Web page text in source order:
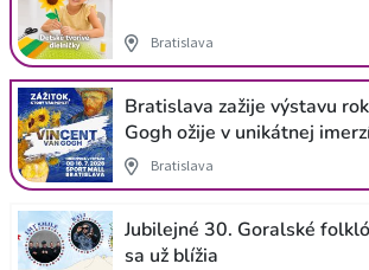
Bratislava
Bratislava zažije výstavu
Gogh ožije v unikátnej
Bratislava
Jubilejné 30. Goralské
sa už blížia